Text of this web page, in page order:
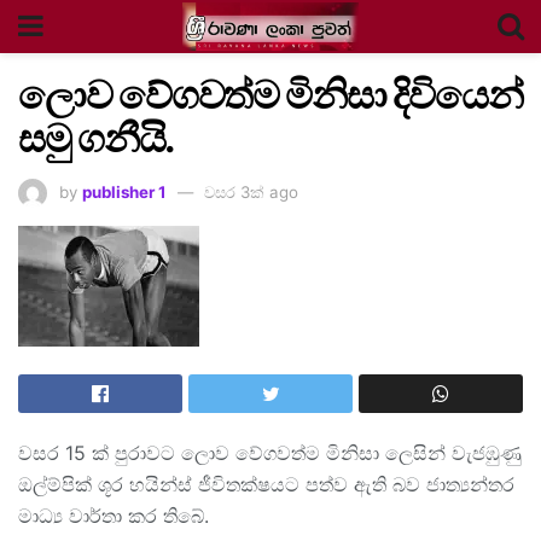
ලොව වේගවත්ම මිනිසා දිවියෙන්
සමු ගනීයි.
by publisher 1 වසර 3ක් ago
වසර 15 ක් පුරාවට ලොව වේගවත්ම මිනිසා ලෙසින් වැජඹුණු
ඔල්ම්පික් ශූර හයින්ස් ජීවිතක්ෂයට පත්ව ඇති බව ජාත්‍යන්තර
මාධ්‍ය වාර්තා කර තිබේ.